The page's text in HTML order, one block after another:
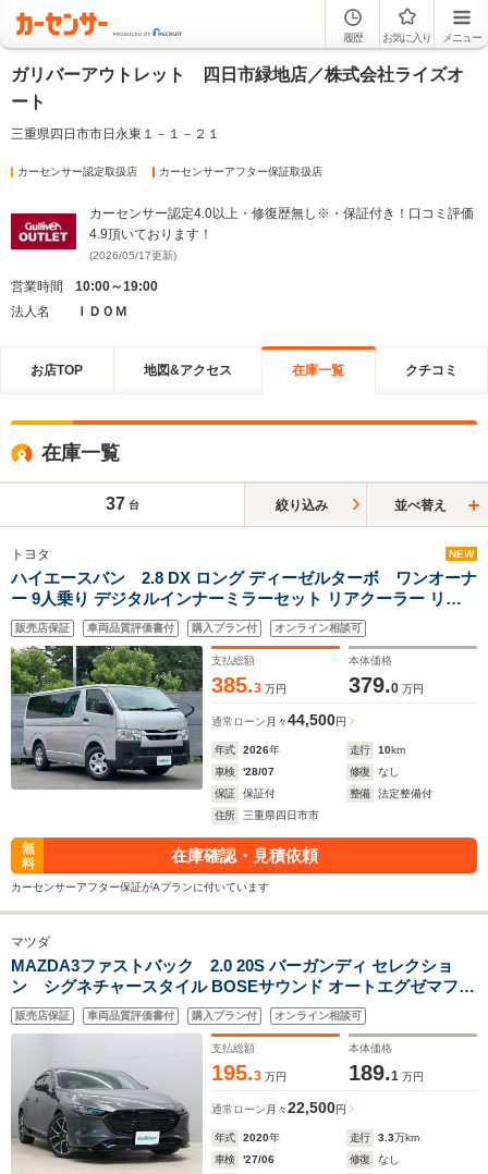
履歴 お気に入り メニュー
ガリバーアウトレット 四日市緑地店／株式会社ライズオ
ート
三重県四日市市日永東１－１－２１
カーセンサー認定取扱店 カーセンサーアフター保証取扱店
カーセンサー認定4.0以上・修復歴無し※・保証付き！口コミ評価
4.9頂いております！
(2026/05/17更新)
営業時間
10:00～19:00
法人名
ＩＤＯＭ
お店TOP 地図&アクセス 在庫一覧 クチコミ
在庫一覧
37 台 絞り込み 並べ替え
トヨタ NEW
ハイエースバン 2.8 DX ロング ディーゼルターボ ワンオーナ
ー 9人乗り デジタルインナーミラーセット リアクーラー リア
ヒーター LEDヘッドランプ セーフティセンス パノラミックビ
ューモニター対応カメラ キーレスエントリー
販売店保証 車両品質評価書付 購入プラン付 オンライン相談可
支払総額
385.3 万円
本体価格
379.0 万円
通常ローン 月々44,500円
年式 2026年 走行 10km
車検
'28/07 修復
なし
保証
保証付 整備
法定整備付
住所
三重県四日市市
無
料
在庫確認・見積依頼
カーセンサーアフター保証がAプランに付いています
マツダ
MAZDA3ファストバック 2.0 20S バーガンディ セレクショ
ン シグネチャースタイル BOSEサウンド オートエグゼマフラ
ー マツダコネクトナビ バックカメラ レッドパーフォレーショ
ン革シート D席パワーシート シートヒーター ステアリングヒ
ーター ビルトインETC ACC BSM HUD
販売店保証 車両品質評価書付 購入プラン付 オンライン相談可
支払総額
195.3 万円
本体価格
189.1 万円
通常ローン 月々22,500円
年式 2020年 走行 3.3万km
車検
'27/06 修復
なし